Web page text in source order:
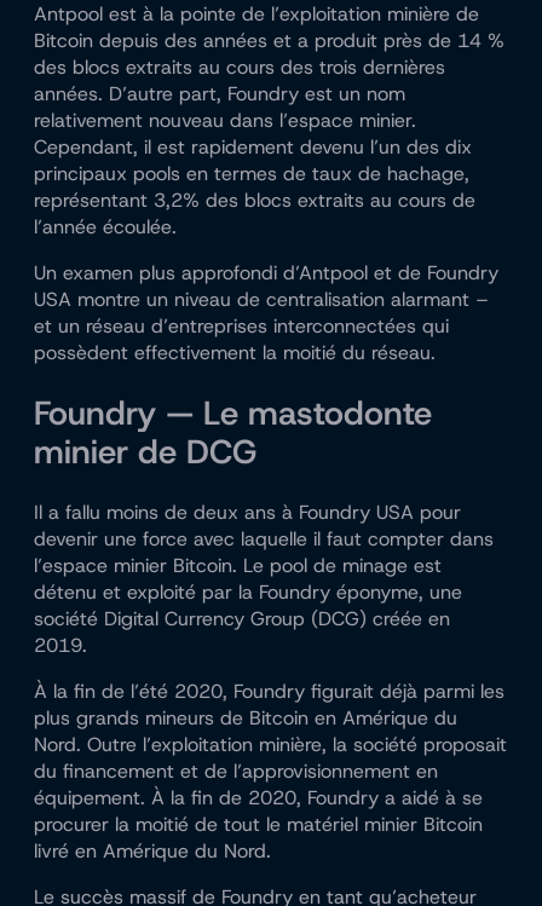
Antpool est à la pointe de l’exploitation minière de
Bitcoin depuis des années et a produit près de 14 %
des blocs extraits au cours des trois dernières
années. D’autre part, Foundry est un nom
relativement nouveau dans l’espace minier.
Cependant, il est rapidement devenu l’un des dix
principaux pools en termes de taux de hachage,
représentant 3,2% des blocs extraits au cours de
l’année écoulée.
Un examen plus approfondi d’Antpool et de Foundry
USA montre un niveau de centralisation alarmant –
et un réseau d’entreprises interconnectées qui
possèdent effectivement la moitié du réseau.
Foundry — Le mastodonte
minier de DCG
Il a fallu moins de deux ans à Foundry USA pour
devenir une force avec laquelle il faut compter dans
l’espace minier Bitcoin. Le pool de minage est
détenu et exploité par la Foundry éponyme, une
société Digital Currency Group (DCG) créée en
2019.
À la fin de l’été 2020, Foundry figurait déjà parmi les
plus grands mineurs de Bitcoin en Amérique du
Nord. Outre l’exploitation minière, la société proposait
du financement et de l’approvisionnement en
équipement. À la fin de 2020, Foundry a aidé à se
procurer la moitié de tout le matériel minier Bitcoin
livré en Amérique du Nord.
Le succès massif de Foundry en tant qu’acheteur